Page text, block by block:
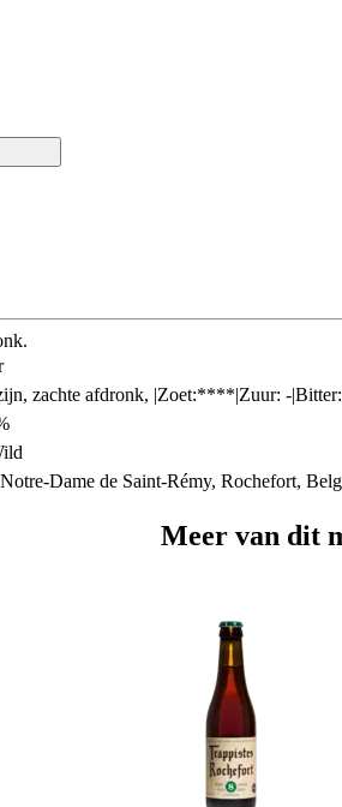
zachte afdronk, |Zoet:****|Zuur: -
Dame de Saint-Rémy, Rochefort,
Meer van dit